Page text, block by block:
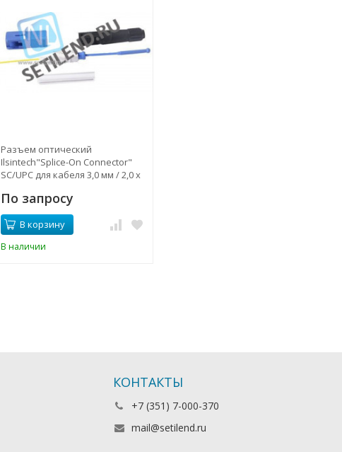
Разъем оптический
Ilsintech"Splice-On Connector"
SC/UPC для кабеля 3,0 мм / 2,0 х
По запросу
В корзину
В наличии
КОНТАКТЫ
+7 (351) 7-000-370
mail@setilend.ru